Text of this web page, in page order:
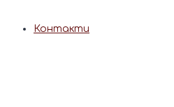
Контакти